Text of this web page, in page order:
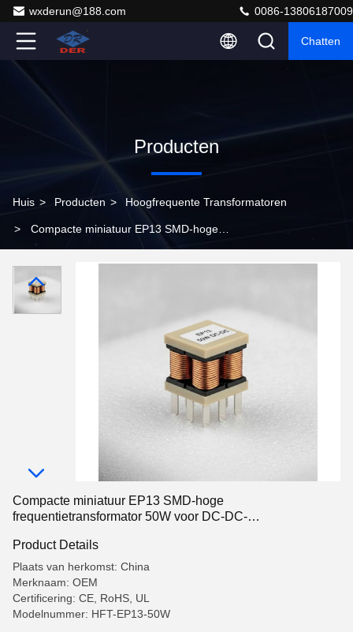
wxderun@188.com 0086-13806187009
Chatten
Producten
Huis > Producten > Hoogfrequente Transformatoren
> Compacte miniatuur EP13 SMD-hoge
omvormermodules
Compacte miniatuur EP13 SMD-hoge
frequentietransformator 50W voor DC-DC-
Product Details
Plaats van herkomst: China
Merknaam: OEM
Certificering: CE, RoHS, UL
Modelnummer: HFT-EP13-50W